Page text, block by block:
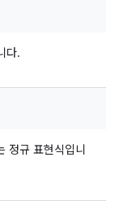
다.
정규 표현식입니